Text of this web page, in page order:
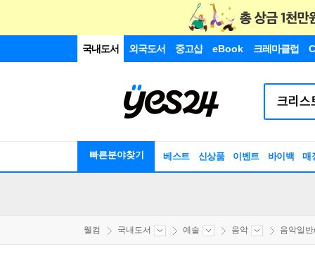
국내도서 외국도서 중고샵 eBook 크레마클럽
빠른분야찾기 베스트 신상품 이벤트 바이백 매
웰컴 국내도서 예술 음악 음악일